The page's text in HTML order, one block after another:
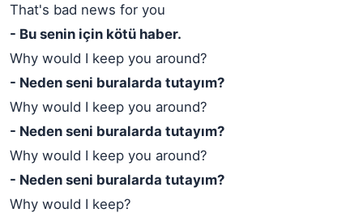
That's bad news for you
- Bu senin için kötü haber.
Why would I keep you around?
- Neden seni buralarda tutayım?
Why would I keep you around?
- Neden seni buralarda tutayım?
Why would I keep you around?
- Neden seni buralarda tutayım?
Why would I keep?